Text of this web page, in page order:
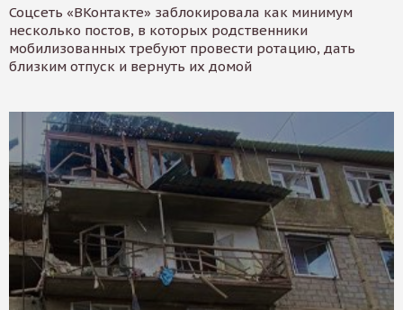
Соцсеть «ВКонтакте» заблокировала как минимум
несколько постов, в которых родственники
мобилизованных требуют провести ротацию, дать
близким отпуск и вернуть их домой